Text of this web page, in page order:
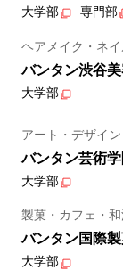
大学部 専門部
ヘアメイク・ネ
バンタン渋谷
大学部
アート・デザイ
バンタン芸術
大学部
製菓・カフェ・
バンタン国際
大学部